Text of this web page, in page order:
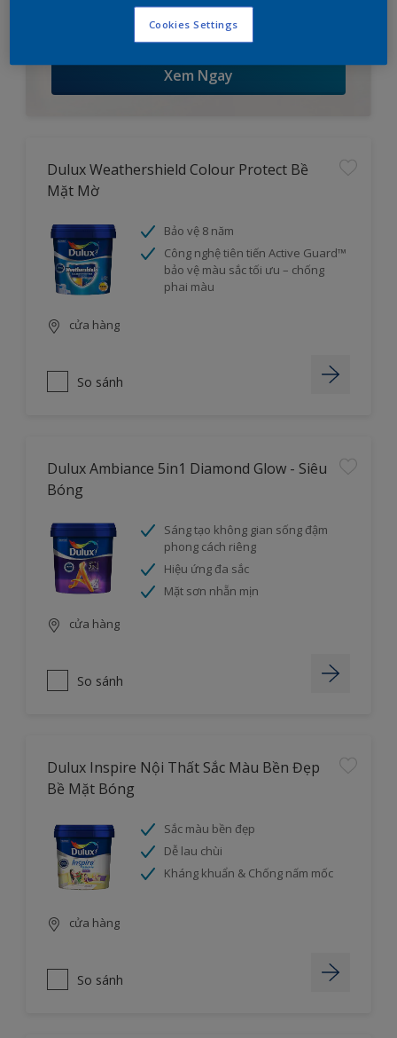
Hướng dẫn từng bước cho kế hoạch của bạn.
Xem Ngay
Dulux Weathershield Colour Protect Bề
Mặt Mờ
Bảo vệ 8 năm
Công nghệ tiên tiến Active Guard™
bảo vệ màu sắc tối ưu – chống
phai màu
cửa hàng
So sánh
Dulux Ambiance 5in1 Diamond Glow - Siêu
Bóng
Sáng tạo không gian sống đậm
phong cách riêng
Hiệu ứng đa sắc
Mặt sơn nhẵn mịn
cửa hàng
So sánh
Dulux Inspire Nội Thất Sắc Màu Bền Đẹp
Bề Mặt Bóng
Sắc màu bền đẹp
Dễ lau chùi
Kháng khuẩn & Chống nấm mốc
cửa hàng
So sánh
Cookies Settings